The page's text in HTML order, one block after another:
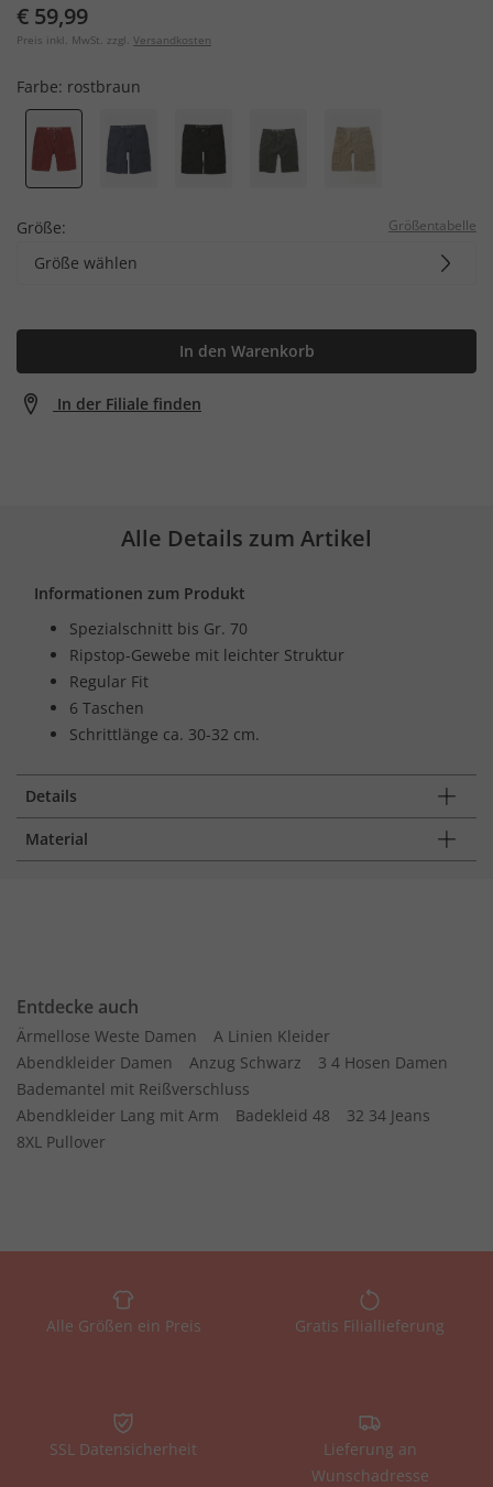
€ 59,99
Preis inkl. MwSt. zzgl. Versandkosten
Farbe: rostbraun
Größe: Größentabelle
Größe wählen
In den Warenkorb
In der Filiale finden
Alle Details zum Artikel
Informationen zum Produkt
Spezialschnitt bis Gr. 70
Ripstop-Gewebe mit leichter Struktur
Regular Fit
6 Taschen
Schrittlänge ca. 30-32 cm.
Details
Material
Entdecke auch
Ärmellose Weste Damen
A Linien Kleider
Abendkleider Damen
Anzug Schwarz
3 4 Hosen Damen
Bademantel mit Reißverschluss
Abendkleider Lang mit Arm
Badekleid 48
32 34 Jeans
8XL Pullover
Alle Größen ein Preis Gratis Filiallieferung
SSL Datensicherheit
Lieferung an
Wunschadresse